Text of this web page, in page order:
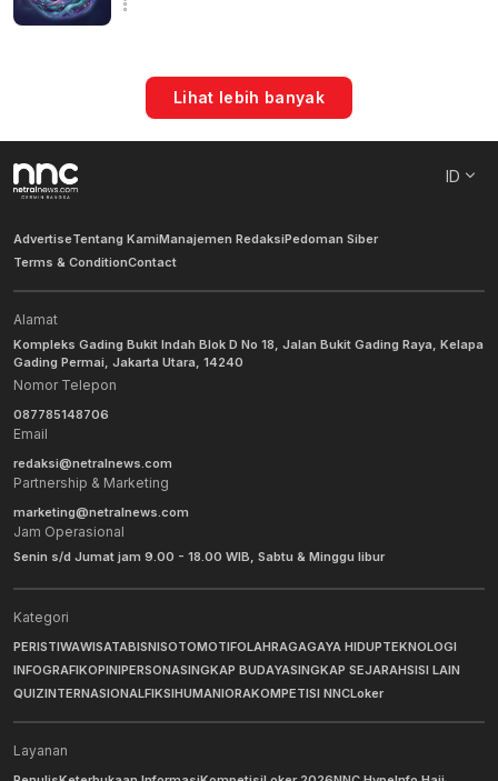
Lihat lebih banyak
ID
AdvertiseTentang KamiManajemen RedaksiPedoman Siber
Terms & ConditionContact
Alamat
Kompleks Gading Bukit Indah Blok D No 18, Jalan Bukit Gading Raya, Kelapa
Gading Permai, Jakarta Utara, 14240
Nomor Telepon
087785148706
Email
redaksi@netralnews.com
Partnership & Marketing
marketing@netralnews.com
Jam Operasional
Senin s/d Jumat jam 9.00 - 18.00 WIB, Sabtu & Minggu libur
Kategori
PERISTIWAWISATABISNISOTOMOTIFOLAHRAGAGAYA HIDUPTEKNOLOGI
INFOGRAFIKOPINIPERSONASINGKAP BUDAYASINGKAP SEJARAHSISI LAIN
QUIZINTERNASIONALFIKSIHUMANIORAKOMPETISI NNCLoker
Layanan